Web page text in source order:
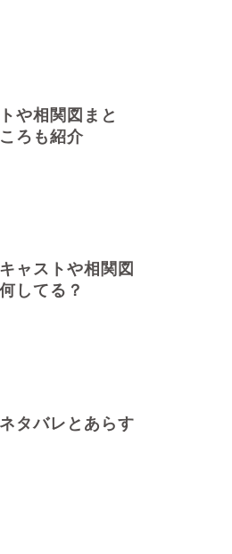
や相関図まと
ろも紹介
ャストや相関図
してる？
タバレとあらす